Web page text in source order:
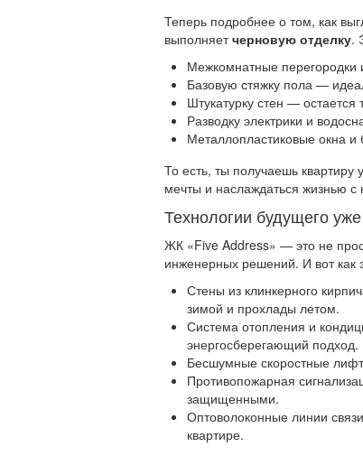
Теперь подробнее о том, как
выполняетчерновую отделку.
Межкомнатные перегородки
Базовую стяжку пола —
Штукатурку стен —
Разводку электрики и
Металлопластиковые окна
То есть, ты получаешь
мечты и наслаждаться жизнью
Технологии будущего
ЖК «Five Address» — это не
инженерных решений. И вот как
Стены из клинкерного
зимой и прохлады летом.
Система отопления и
энергосберегающий подход.
Бесшумные скоростные
Противопожарная
защищенными.
Оптоволоконные линии
квартире.